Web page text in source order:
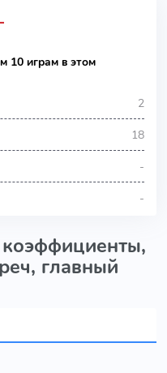
10 играм в этом
2
18
-
-
главный